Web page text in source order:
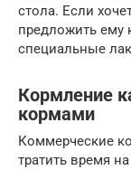
стола. Если
предложить ему
специальные
Кормление
кормами
Коммерческие
тратить время